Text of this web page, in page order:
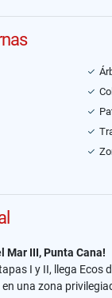
Mar III, Punta Cana!
I y II, llega
una zona